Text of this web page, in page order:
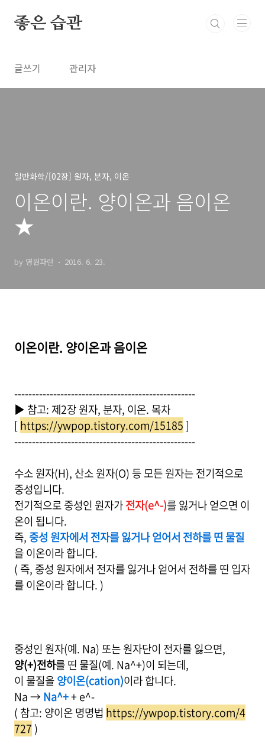
좋은 습관
글쓰기 관리자
일반화학/[02장] 원자, 분자, 이온
이온이란. 양이온과 음이온
★
by 영원파란 2016. 6. 23.
이온이란. 양이온과 음이온
---------------------------------------------------
▶ 참고: 제2장 원자, 분자, 이온. 목차
[https://ywpop.tistory.com/15185]
---------------------------------------------------
수소 원자(H), 산소 원자(O) 등 모든 원자는 전기적으로
중성입니다.
전기적으로 중성인 원자가전자(e^-)를 잃거나 얻으면 이
온이 됩니다.
즉, 중성 원자에서 전자를 잃거나 얻어서 전하를 띤 물질
을 이온이라 합니다.
( 즉, 중성 원자에서 전자를 잃거나 얻어서 전하를 띤 입자
를 이온이라 합니다. )
중성인 원자(예. Na) 또는 원자단이 전자를 잃으면,
양(+)전하를 띤 물질(예. Na^+)이 되는데,
이 물질을양이온(cation)이라 합니다.
Na → Na^++ e^-
( 참고: 양이온 명명법 https://ywpop.tistory.com/4
727 )